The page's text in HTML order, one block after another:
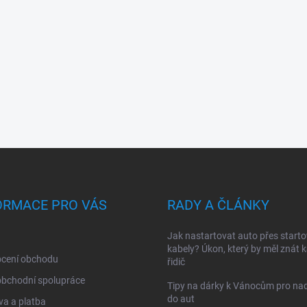
PRO VÁS
obchodu
spolupráce
a platba
RADY A ČLÁNKY
Jak nastartovat auto přes
kabely? Úkon, který by měl znát
řidič
Tipy na dárky k Vánocům pro
do aut